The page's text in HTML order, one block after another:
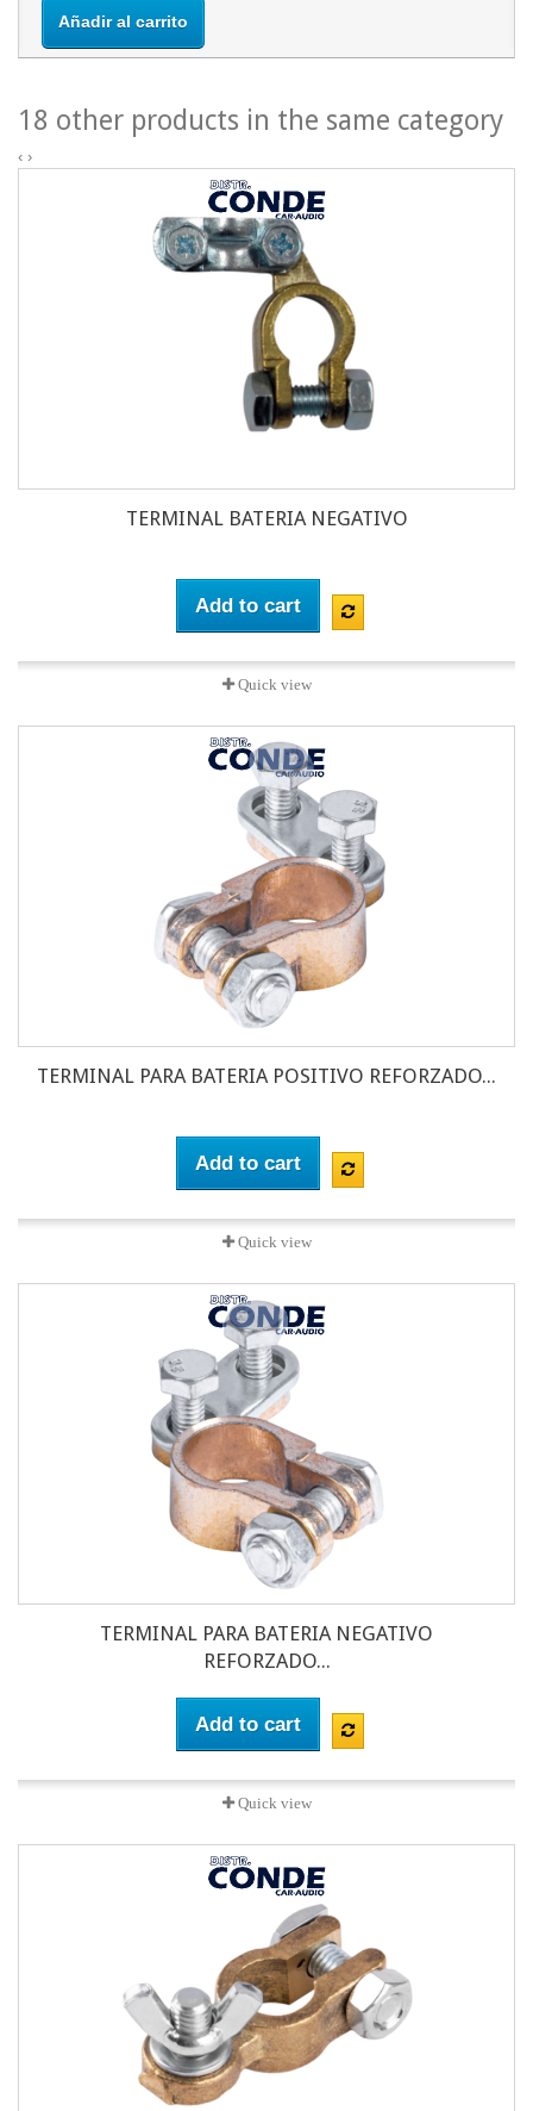
Añadir al carrito
18 other products in the same category
‹ ›
TERMINAL BATERIA NEGATIVO
Add to cart
Quick view
TERMINAL PARA BATERIA POSITIVO REFORZADO...
Add to cart
Quick view
TERMINAL PARA BATERIA NEGATIVO
REFORZADO...
Add to cart
Quick view